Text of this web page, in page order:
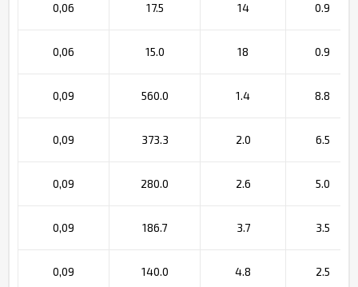
0,06 17.5 14 0.9
0,06 15.0 18 0.9
0,09 560.0 1.4 8.8
0,09 373.3 2.0 6.5
0,09 280.0 2.6 5.0
0,09 186.7 3.7 3.5
0,09 140.0 4.8 2.5